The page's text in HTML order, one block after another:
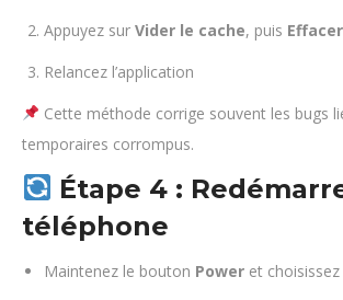
Appuyez sur Vider le cache, puis
Relancez l’application
Cette méthode corrige souvent les bugs
temporaires corrompus.
Étape 4 :
téléphone
Maintenez le bouton Power et choisissez